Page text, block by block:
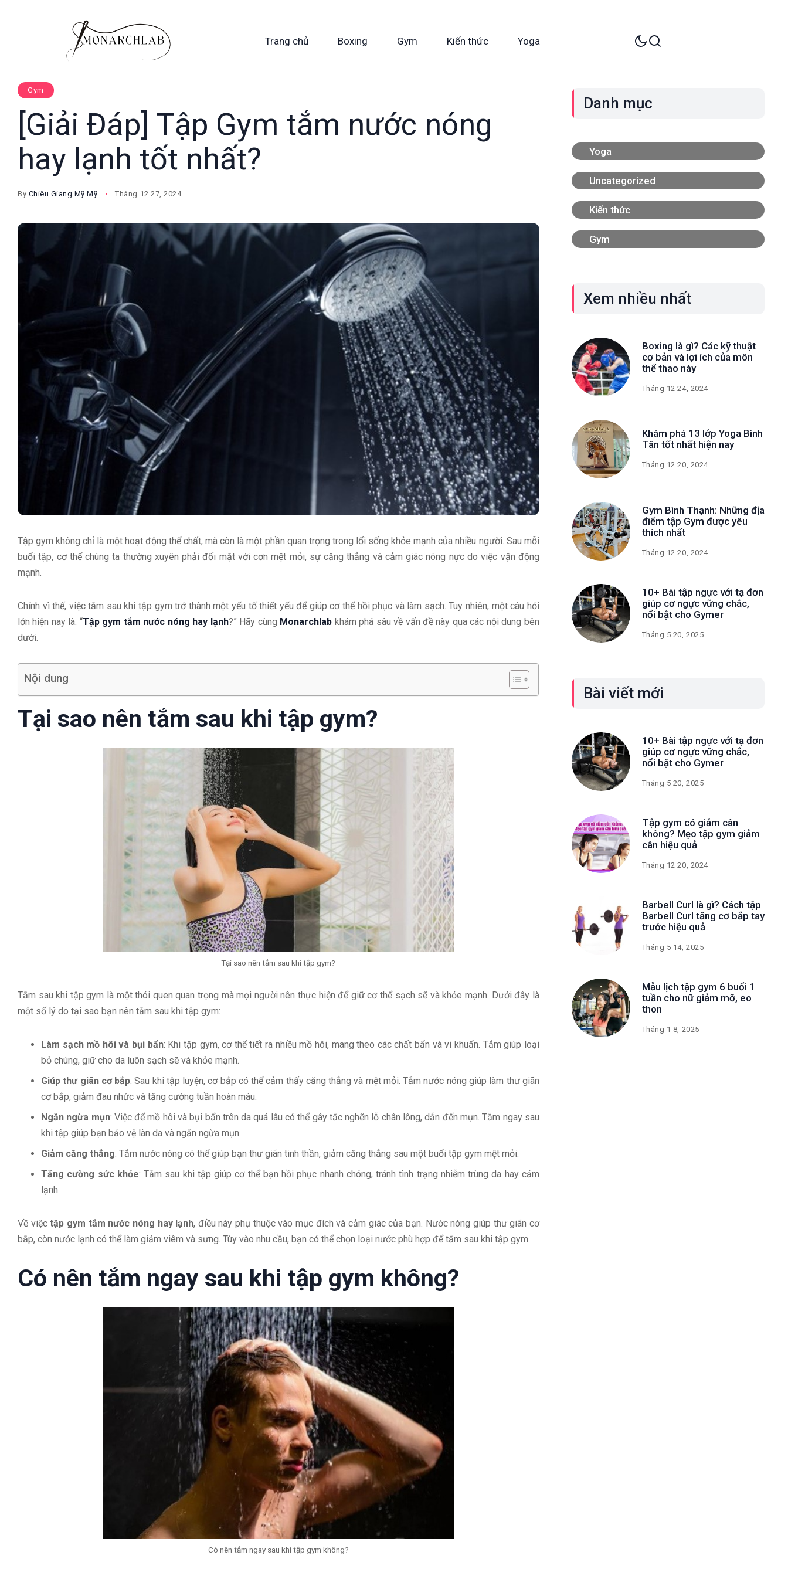
Trang chủ Boxing Gym Kiến thức Yoga
Gym
[Giải Đáp] Tập Gym tắm nước nóng
hay lạnh tốt nhất?
By Chiêu Giang Mỹ Mỹ Tháng 12 27, 2024
Tập gym không chỉ là một hoạt động thể chất, mà còn là một phần quan trọng trong lối sống khỏe mạnh của nhiều người. Sau mỗi
buổi tập, cơ thể chúng ta thường xuyên phải đối mặt với cơn mệt mỏi, sự căng thẳng và cảm giác nóng nực do việc vận động
mạnh.
Chính vì thế, việc tắm sau khi tập gym trở thành một yếu tố thiết yếu để giúp cơ thể hồi phục và làm sạch. Tuy nhiên, một câu hỏi
lớn hiện nay là: “Tập gym tắm nước nóng hay lạnh?” Hãy cùng Monarchlab khám phá sâu về vấn đề này qua các nội dung bên
dưới.
Nội dung
Tại sao nên tắm sau khi tập gym?
Tại sao nên tắm sau khi tập gym?
Tắm sau khi tập gym là một thói quen quan trọng mà mọi người nên thực hiện để giữ cơ thể sạch sẽ và khỏe mạnh. Dưới đây là
một số lý do tại sao bạn nên tắm sau khi tập gym:
Làm sạch mồ hôi và bụi bẩn: Khi tập gym, cơ thể tiết ra nhiều mồ hôi, mang theo các chất bẩn và vi khuẩn. Tắm giúp loại
bỏ chúng, giữ cho da luôn sạch sẽ và khỏe mạnh.
Giúp thư giãn cơ bắp: Sau khi tập luyện, cơ bắp có thể cảm thấy căng thẳng và mệt mỏi. Tắm nước nóng giúp làm thư giãn
cơ bắp, giảm đau nhức và tăng cường tuần hoàn máu.
Ngăn ngừa mụn: Việc để mồ hôi và bụi bẩn trên da quá lâu có thể gây tắc nghẽn lỗ chân lông, dẫn đến mụn. Tắm ngay sau
khi tập giúp bạn bảo vệ làn da và ngăn ngừa mụn.
Giảm căng thẳng: Tắm nước nóng có thể giúp bạn thư giãn tinh thần, giảm căng thẳng sau một buổi tập gym mệt mỏi.
Tăng cường sức khỏe: Tắm sau khi tập giúp cơ thể bạn hồi phục nhanh chóng, tránh tình trạng nhiễm trùng da hay cảm
lạnh.
Về việctập gym tắm nước nóng hay lạnh, điều này phụ thuộc vào mục đích và cảm giác của bạn. Nước nóng giúp thư giãn cơ
bắp, còn nước lạnh có thể làm giảm viêm và sưng. Tùy vào nhu cầu, bạn có thể chọn loại nước phù hợp để tắm sau khi tập gym.
Có nên tắm ngay sau khi tập gym không?
Có nên tắm ngay sau khi tập gym không?
Danh mục
Yoga
Uncategorized
Kiến thức
Gym
Xem nhiều nhất
Boxing là gì? Các kỹ thuật
cơ bản và lợi ích của môn
thể thao này
Tháng 12 24, 2024
Khám phá 13 lớp Yoga Bình
Tân tốt nhất hiện nay
Tháng 12 20, 2024
Gym Bình Thạnh: Những địa
điểm tập Gym được yêu
thích nhất
Tháng 12 20, 2024
10+ Bài tập ngực với tạ đơn
giúp cơ ngực vững chắc,
nổi bật cho Gymer
Tháng 5 20, 2025
Bài viết mới
10+ Bài tập ngực với tạ đơn
giúp cơ ngực vững chắc,
nổi bật cho Gymer
Tháng 5 20, 2025
Tập gym có giảm cân
không? Mẹo tập gym giảm
cân hiệu quả
Tháng 12 20, 2024
Barbell Curl là gì? Cách tập
Barbell Curl tăng cơ bắp tay
trước hiệu quả
Tháng 5 14, 2025
Mẫu lịch tập gym 6 buổi 1
tuần cho nữ giảm mỡ, eo
thon
Tháng 1 8, 2025